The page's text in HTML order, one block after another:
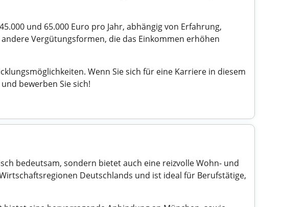
und 65.000 Euro pro Jahr, abhängig von Erfahrung,
Vergütungsformen, die das Einkommen erhöhen
Wenn Sie sich für eine Karriere in diesem
bewerben Sie sich!
bedeutsam, sondern bietet auch eine reizvolle Wohn- und
Deutschlands und ist ideal für Berufstätige,